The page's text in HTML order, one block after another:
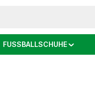
FUSSBALLSCHUHE